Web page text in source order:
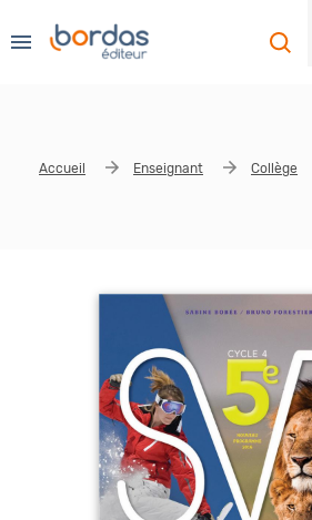
Se souvenir de moi
Mot de passe ou
Accueil Enseignant Collège